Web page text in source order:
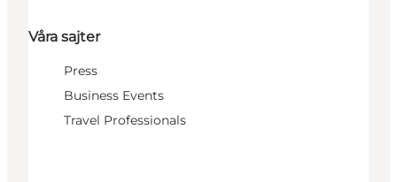
Våra sajter
Press
Business Events
Travel Professionals